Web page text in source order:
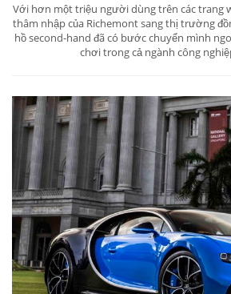
Với hơn một triệu người dùng trên các trang
thâm nhập của Richemont sang thị trường
hồ second-hand đã có bước chuyển mình
chơi trong cả ngành công